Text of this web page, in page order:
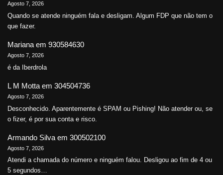
Agosto 7, 2026
Quando se atende ninguém fala e desligam. Algum FDP que não tem o
que fazer.
Mariana em 930584630
Agosto 7, 2026
é da Iberdrola
L M Motta em 304504736
Agosto 7, 2026
Desconhecido. Aparentemente é SPAM ou Pishing! Não atender ou, se
o fizer, é por sua conta e risco.
Armando Silva em 300502100
Agosto 7, 2026
Atendi a chamada do número e ninguém falou. Desligou ao fim de 4 ou
5 segundos…